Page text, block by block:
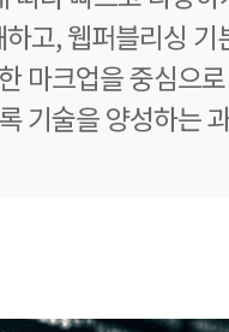
고, 웹퍼블리싱 기
마크업을 중심으
기술을 양성하는